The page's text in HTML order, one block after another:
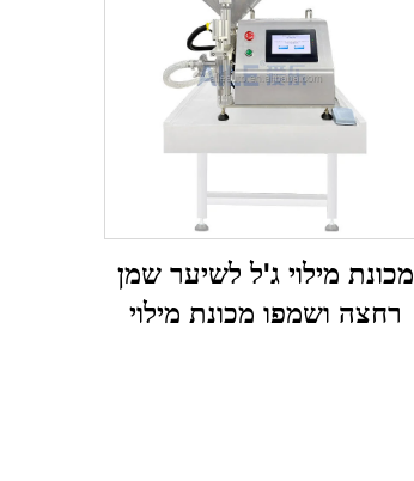
מכונת מילוי ג'ל לשיער שמן
רחצה ושמפו מכונת מילוי